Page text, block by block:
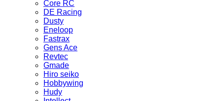
Core RC
DE Racing
Dusty
Eneloop
Fastrax
Gens Ace
Revtec
Gmade
Hiro seiko
Hobbywing
Hudy